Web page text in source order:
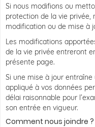
Si nous modifions ou
protection de la vie privée,
modification ou de mise à
Les modifications
de la vie privée entreront
présente page.
Si une mise à jour
appliqué à vos données
délai raisonnable pour
son entrée en vigueur.
Comment nous joindre ?